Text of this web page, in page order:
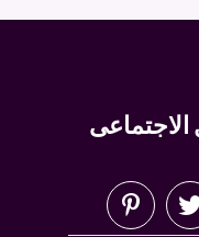
الاجتماعى